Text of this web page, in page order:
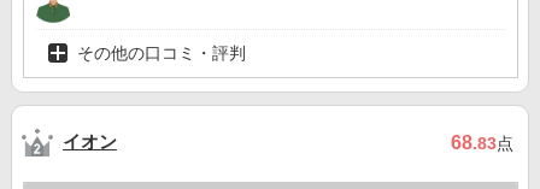
その他の口コミ・評判
イオン 68.83点